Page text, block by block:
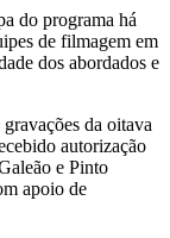
do programa há
de filmagem em
dos abordados e
da oitava
autorização
e Pinto
apoio de